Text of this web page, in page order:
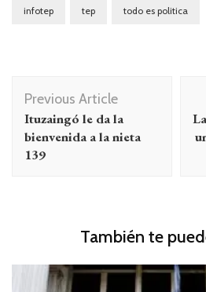
infotep tep todo es politica
Navegación
de
entradas
Previous Article
Ituzaingó le da la
bienvenida a la nieta
139
También te